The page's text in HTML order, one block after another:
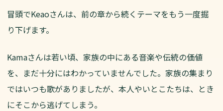
冒頭でKeaoさんは、前の章から続くテーマをもう一度掘
り下げます。
Kamaさんは若い頃、家族の中にある音楽や伝統の価値
を、まだ十分にはわかっていませんでした。家族の集まり
ではいつも歌がありましたが、本人やいとこたちは、とき
にそこから逃げてしまう。